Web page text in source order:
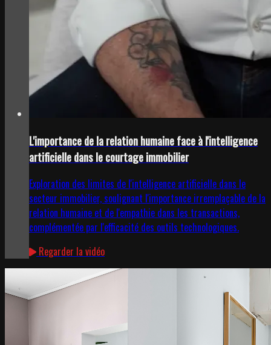
L'importance de la relation humaine face à l'intelligence
artificielle dans le courtage immobilier
Exploration des limites de l'intelligence artificielle dans le
secteur immobilier, soulignant l'importance irremplaçable de la
relation humaine et de l'empathie dans les transactions,
complémentée par l'efficacité des outils technologiques.
Regarder la vidéo